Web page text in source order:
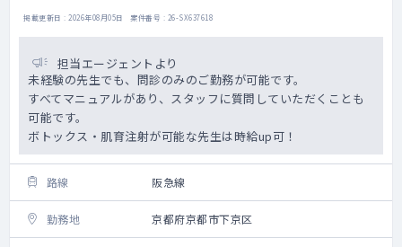
掲載更新日 : 2026年08月05日 案件番号 : 26-SX637618
担当エージェントより
未経験の先生でも、問診のみのご勤務が可能です。
すべてマニュアルがあり、スタッフに質問していただくことも
可能です。
ボトックス・肌育注射が可能な先生は時給up可！
路線 阪急線
勤務地 京都府京都市下京区